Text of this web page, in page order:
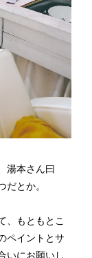
湯本さん曰
だとか。
、もともとこ
ペイントとサ
いにお願いし